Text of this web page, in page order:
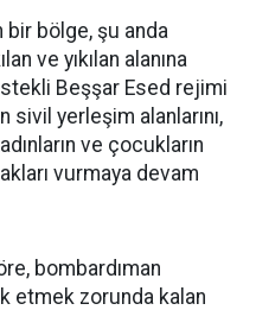
bölge, şu anda
ve yıkılan alanına
Beşşar Esed rejimi
yerleşim alanlarını,
ve çocukların
vurmaya devam
bombardıman
etmek zorunda kalan